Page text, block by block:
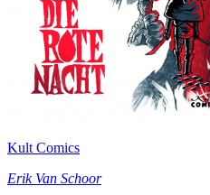
Kult Comics
Erik Van Schoor